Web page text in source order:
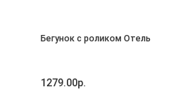
Бегунок с роликом Отель
1279.00р.